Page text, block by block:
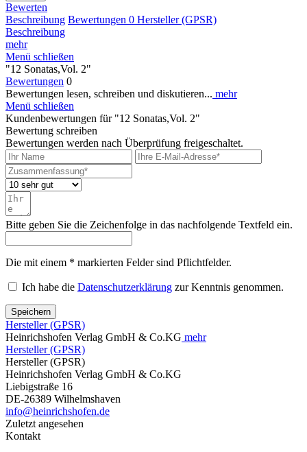
Bewerten
Beschreibung Bewertungen 0 Hersteller (GPSR)
Beschreibung
mehr
Menü schließen
"12 Sonatas,Vol. 2"
Bewertungen 0
Bewertungen lesen, schreiben und diskutieren... mehr
Menü schließen
Kundenbewertungen für "12 Sonatas,Vol. 2"
Bewertung schreiben
Bewertungen werden nach Überprüfung freigeschaltet.
Bitte geben Sie die Zeichenfolge in das nachfolgende Textfeld ein.
Die mit einem * markierten Felder sind Pflichtfelder.
Ich habe die Datenschutzerklärung zur Kenntnis genommen.
Speichern
Hersteller (GPSR)
Heinrichshofen Verlag GmbH & Co.KG mehr
Hersteller (GPSR)
Hersteller (GPSR)
Heinrichshofen Verlag GmbH & Co.KG
Liebigstraße 16
DE-26389 Wilhelmshaven
info@heinrichshofen.de
Zuletzt angesehen
Kontakt